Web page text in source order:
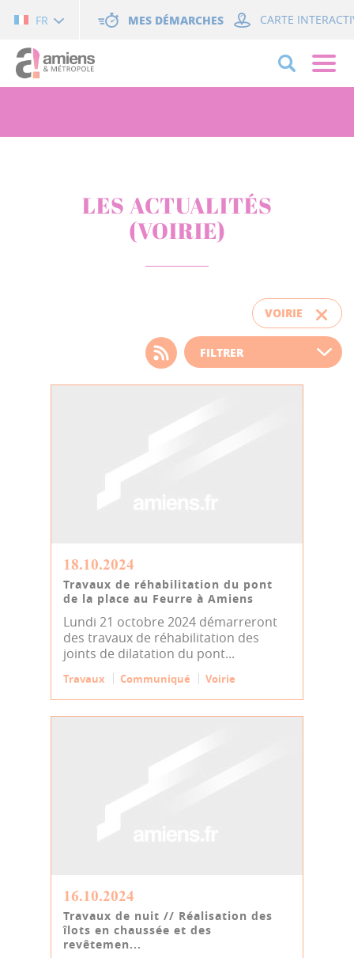
FR MES DÉMARCHES CARTE
LES ACTUALITÉS
(VOIRIE)
VOIRIE
Choisissez votre filtre
d'actualité
18.10.2024
Travaux de réhabilitation du pont
de la place au Feurre à Amiens
Lundi 21 octobre 2024 démarreront
des travaux de réhabilitation des
joints de dilatation du pont...
Travaux Communiqué Voirie
16.10.2024
Travaux de nuit // Réalisation des
îlots en chaussée et des
revêtemen...